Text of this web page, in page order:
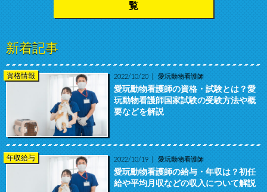
覧
新着記事
資格情報 2022/10/20 愛玩動物看護師
愛玩動物看護師の資格・試験とは？愛
玩動物看護師国家試験の受験方法や概
要などを解説
年収給与 2022/10/19 愛玩動物看護師
愛玩動物看護師の給与・年収は？初任
給や平均月収などの収入について解説